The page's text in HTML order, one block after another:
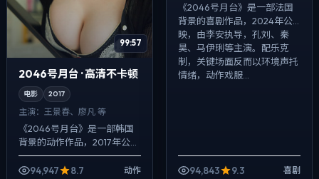
99:57
2046号月台 · 高清不卡顿
电影 2017
主演： 王景春、廖凡 等
《2046号月台》是一部韩国
背景的动作作品，2017年公
映，由宁浩执导，王景春、廖
凡、孔刘等主演。配乐克制，
94,947 8.7 动作
《2046号月台》是一部法国
背景的喜剧作品，2024年公
映，由李安执导，孔刘、秦
昊、马伊琍等主演。配乐克
制，关键场面反而以环境声托
情绪，动作戏服...
94,843 9.3 喜剧